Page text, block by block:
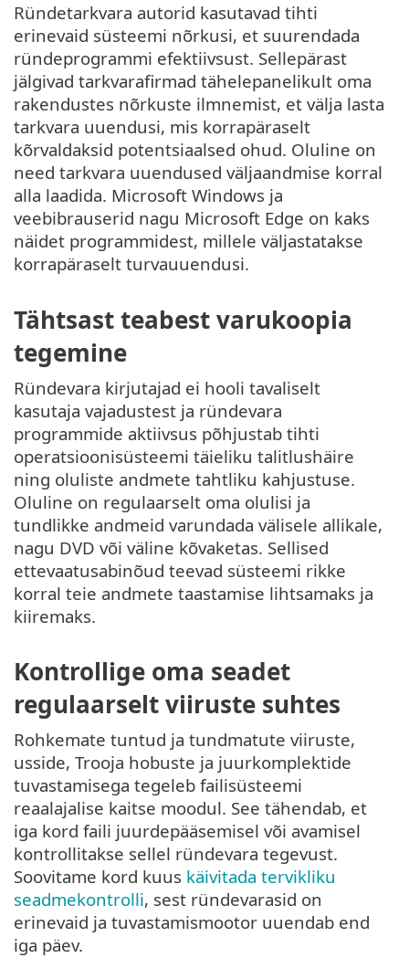
Ründetarkvara autorid kasutavad tihti
erinevaid süsteemi nõrkusi, et suurendada
ründeprogrammi efektiivsust. Sellepärast
jälgivad tarkvarafirmad tähelepanelikult oma
rakendustes nõrkuste ilmnemist, et välja lasta
tarkvara uuendusi, mis korrapäraselt
kõrvaldaksid potentsiaalsed ohud. Oluline on
need tarkvara uuendused väljaandmise korral
alla laadida. Microsoft Windows ja
veebibrauserid nagu Microsoft Edge on kaks
näidet programmidest, millele väljastatakse
korrapäraselt turvauuendusi.
Tähtsast teabest varukoopia
tegemine
Ründevara kirjutajad ei hooli tavaliselt
kasutaja vajadustest ja ründevara
programmide aktiivsus põhjustab tihti
operatsioonisüsteemi täieliku talitlushäire
ning oluliste andmete tahtliku kahjustuse.
Oluline on regulaarselt oma olulisi ja
tundlikke andmeid varundada välisele allikale,
nagu DVD või väline kõvaketas. Sellised
ettevaatusabinõud teevad süsteemi rikke
korral teie andmete taastamise lihtsamaks ja
kiiremaks.
Kontrollige oma seadet
regulaarselt viiruste suhtes
Rohkemate tuntud ja tundmatute viiruste,
usside, Trooja hobuste ja juurkomplektide
tuvastamisega tegeleb failisüsteemi
reaalajalise kaitse moodul. See tähendab, et
iga kord faili juurdepääsemisel või avamisel
kontrollitakse sellel ründevara tegevust.
Soovitame kord kuus käivitada tervikliku
seadmekontrolli, sest ründevarasid on
erinevaid ja tuvastamismootor uuendab end
iga päev.